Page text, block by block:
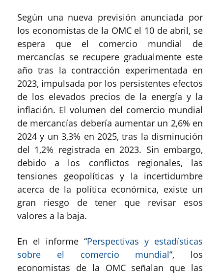
Según una nueva previsión anunciada por
los economistas de la OMC el 10 de abril, se
espera que el comercio mundial de
mercancías se recupere gradualmente este
año tras la contracción experimentada en
2023, impulsada por los persistentes efectos
de los elevados precios de la energía y la
inflación. El volumen del comercio mundial
de mercancías debería aumentar un 2,6% en
2024 y un 3,3% en 2025, tras la disminución
del 1,2% registrada en 2023. Sin embargo,
debido a los conflictos regionales, las
tensiones geopolíticas y la incertidumbre
acerca de la política económica, existe un
gran riesgo de tener que revisar esos
valores a la baja.
En el informe “Perspectivas y estadísticas
sobre el comercio mundial”, los
economistas de la OMC señalan que las